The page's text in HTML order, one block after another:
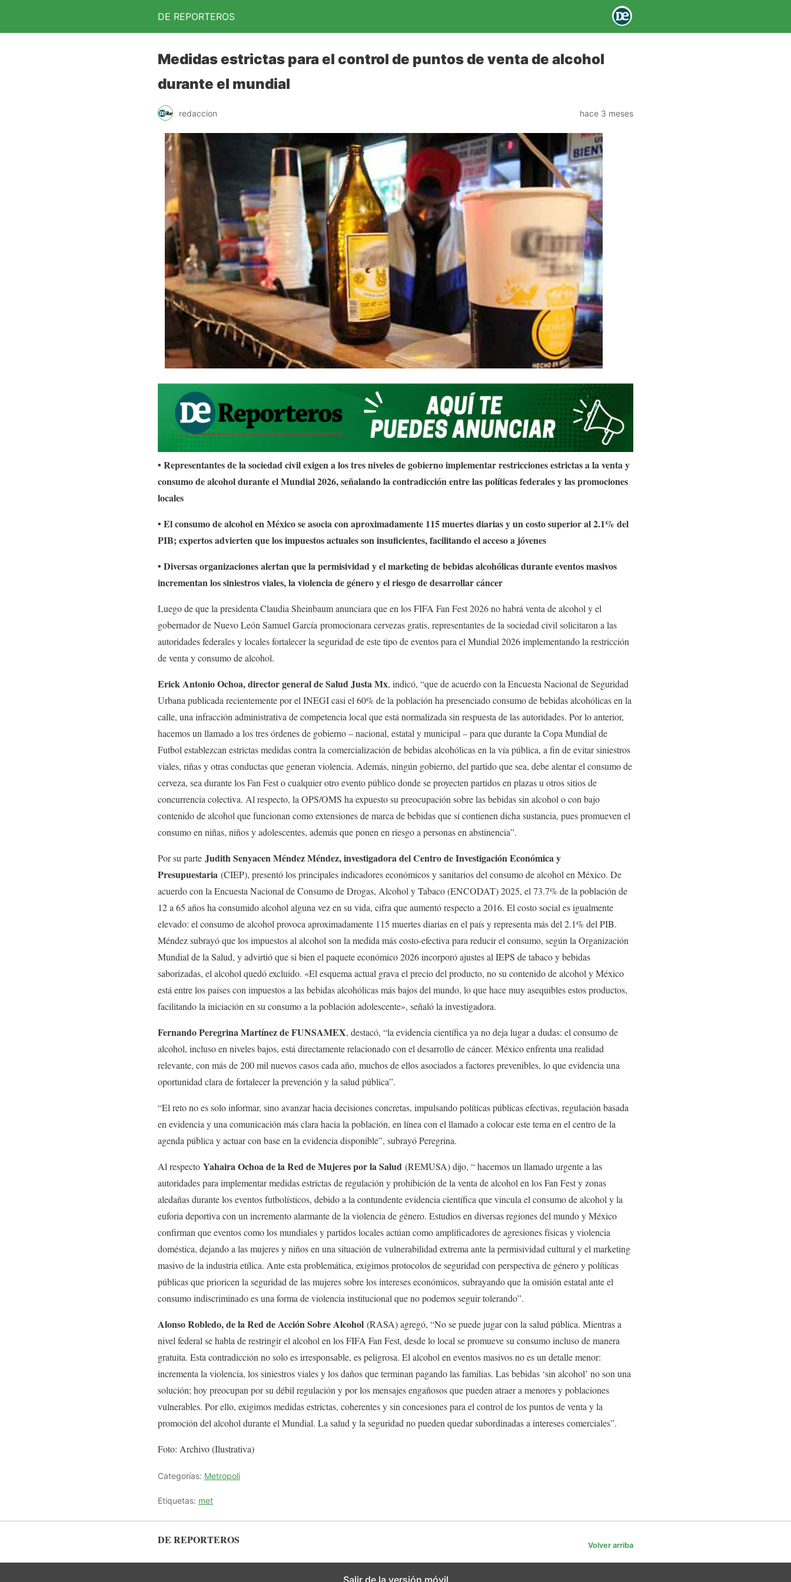
DE REPORTEROS
Medidas estrictas para el control de puntos de venta de alcohol
durante el mundial
redaccion hace 3 meses
• Representantes de la sociedad civil exigen a los tres niveles de gobierno implementar restriccionesestrictas a la venta y
consumo de alcohol durante el Mundial 2026, señalando la contradicción entrelas políticas federales y las promociones
locales
• El consumo de alcohol en México se asocia con aproximadamente 115 muertes diarias y un costosuperior al 2.1% del
PIB; expertos advierten que los impuestos actuales son insuficientes, facilitandoel acceso a jóvenes
• Diversas organizaciones alertan que la permisividad y el marketing de bebidas alcohólicas duranteeventos masivos
incrementan los siniestros viales, la violencia de género y el riesgo de desarrollarcáncer
Luego de que la presidenta Claudia Sheinbaum anunciara que en los FIFA Fan Fest 2026 no habrá venta de alcohol y el
gobernador de Nuevo León Samuel García promocionara cervezas gratis, representantes de la sociedad civil solicitaron a las
autoridades federales y locales fortalecer la seguridad de este tipo de eventos para el Mundial 2026 implementando la restricción
de venta y consumo de alcohol.
Erick Antonio Ochoa, director general de Salud Justa Mx, indicó, “que de acuerdo con la Encuesta Nacional de Seguridad
Urbana publicada recientemente por el INEGI casi el 60% de la población ha presenciado consumo de bebidas alcohólicas en la
calle, una infracción administrativa de competencia local que está normalizada sin respuesta de las autoridades. Por lo anterior,
hacemos un llamado a los tres órdenes de gobierno – nacional, estatal y municipal – para que durante la Copa Mundial de
Futbol establezcan estrictas medidas contra la comercialización de bebidas alcohólicas en la vía pública, a fin de evitar siniestros
viales, riñas y otras conductas que generan violencia. Además, ningún gobierno, del partido que sea, debe alentar el consumo de
cerveza, sea durante los Fan Fest o cualquier otro evento público donde se proyecten partidos en plazas u otros sitios de
concurrencia colectiva. Al respecto, la OPS/OMS ha expuesto su preocupación sobre las bebidas sin alcohol o con bajo
contenido de alcohol que funcionan como extensiones de marca de bebidas que sí contienen dicha sustancia, pues promueven el
consumo en niñas, niños y adolescentes, además que ponen en riesgo a personas en abstinencia”.
Por su parte Judith Senyacen Méndez Méndez, investigadora del Centro de Investigación Económica y
Presupuestaria (CIEP), presentó los principales indicadores económicos y sanitarios del consumo de alcohol en México. De
acuerdo con la Encuesta Nacional de Consumo de Drogas, Alcohol y Tabaco (ENCODAT) 2025, el 73.7% de la población de
12 a 65 años ha consumido alcohol alguna vez en su vida, cifra que aumentó respecto a 2016. El costo social es igualmente
elevado: el consumo de alcohol provoca aproximadamente 115 muertes diarias en el país y representa más del 2.1% del PIB.
Méndez subrayó que los impuestos al alcohol son la medida más costo-efectiva para reducir el consumo, según la Organización
Mundial de la Salud, y advirtió que si bien el paquete económico 2026 incorporó ajustes al IEPS de tabaco y bebidas
saborizadas, el alcohol quedó excluido. «El esquema actual grava el precio del producto, no su contenido de alcohol y México
está entre los países con impuestos a las bebidas alcohólicas más bajos del mundo, lo que hace muy asequibles estos productos,
facilitando la iniciación en su consumo a la población adolescente», señaló la investigadora.
Fernando Peregrina Martínez de FUNSAMEX, destacó, “la evidencia científica ya no deja lugar a dudas: el consumo de
alcohol, incluso en niveles bajos, está directamente relacionado con el desarrollo de cáncer. México enfrenta una realidad
relevante, con más de 200 mil nuevos casos cada año, muchos de ellos asociados a factores prevenibles, lo que evidencia una
oportunidad clara de fortalecer la prevención y la salud pública”.
“El reto no es solo informar, sino avanzar hacia decisiones concretas, impulsando políticas públicas efectivas, regulación basada
en evidencia y una comunicación más clara hacia la población, en línea con el llamado a colocar este tema en el centro de la
agenda pública y actuar con base en la evidencia disponible”, subrayó Peregrina.
Al respecto Yahaira Ochoa de la Red de Mujeres por la Salud (REMUSA) dijo, “ hacemos un llamado urgente a las
autoridades para implementar medidas estrictas de regulación y prohibición de la venta de alcohol en los Fan Fest y zonas
aledañas durante los eventos futbolísticos, debido a la contundente evidencia científica que vincula el consumo de alcohol y la
euforia deportiva con un incremento alarmante de la violencia de género. Estudios en diversas regiones del mundo y México
confirman que eventos como los mundiales y partidos locales actúan como amplificadores de agresiones físicas y violencia
doméstica, dejando a las mujeres y niños en una situación de vulnerabilidad extrema ante la permisividad cultural y el marketing
masivo de la industria etílica. Ante esta problemática, exigimos protocolos de seguridad con perspectiva de género y políticas
públicas que prioricen la seguridad de las mujeres sobre los intereses económicos, subrayando que la omisión estatal ante el
consumo indiscriminado es una forma de violencia institucional que no podemos seguir tolerando”.
Alonso Robledo, de la Red de Acción Sobre Alcohol (RASA) agregó, “No se puede jugar con la salud pública. Mientras a
nivel federal se habla de restringir el alcohol en los FIFA Fan Fest, desde lo local se promueve su consumo incluso de manera
gratuita. Esta contradicción no solo es irresponsable, es peligrosa. El alcohol en eventos masivos no es un detalle menor:
incrementa la violencia, los siniestros viales y los daños que terminan pagando las familias. Las bebidas ‘sin alcohol’ no son una
solución; hoy preocupan por su débil regulación y por los mensajes engañosos que pueden atraer a menores y poblaciones
vulnerables. Por ello, exigimos medidas estrictas, coherentes y sin concesiones para el control de los puntos de venta y la
promoción del alcohol durante el Mundial. La salud y la seguridad no pueden quedar subordinadas a intereses comerciales”.
Foto: Archivo (Ilustrativa)
Categorías: Metropoli
Etiquetas: met
DE REPORTEROS Volver arriba
Salir de la versión móvil